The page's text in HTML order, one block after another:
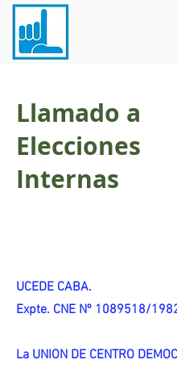
Llamado a
Elecciones
Internas
UCEDE CABA.
Expte. CNE Nº 1089518/
La UNION DE CENTRO